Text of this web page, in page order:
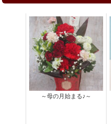
～母の月始まる♪～